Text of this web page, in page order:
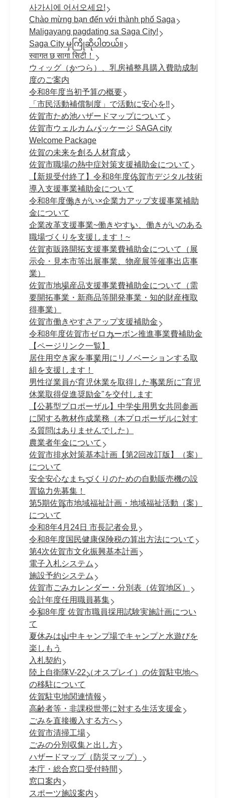
사가시에 어서오세요!
Chào mừng bạn đến với thành phố Saga
Maligayang pagdating sa Saga City!
Saga City မှကြိုဆိုပါတယ်။
स्वागत छ सागा सिटी！
ウィッグ（かつら）、乳房補整具購入費助成制
度のご案内
令和8年度当初予算の概要
「市民活動補償制度」で活動に安心を!!
佐賀市ため池ハザードマップについて
佐賀市ウェルカムパッケージ SAGA city
Welcome Package
佐賀の未来を創る人材育成
佐賀市職場の熱中症対策支援補助金について
【新規受付終了】令和8年度佐賀市デジタル技術
導入支援事業補助金について
令和8年度働きがい×企業力アップ支援事業補助
金について
企業改革支援事業~働きやすい、働きがいのある
職場づくりを支援します！~
佐賀市販路開拓支援事業費補助金について（展
示会・見本市等出展事業、物産展等催事出店事
業）
佐賀市地場産品支援事業費補助金について（需
要開拓事業・新商品等開発事業・知的財産権取
得事業）
佐賀市働きやすさアップ支援補助金
令和8年度佐賀市ゼロカーボン推進事業費補助金
【ページリンク一覧】
居住用空き家を事業用にリノベーションする取
組を支援します！
男性従業員が育児休業を取得した事業所に"育児
休業取得促進奨励金"を交付します
【公募型プロポーザル】中学生用男女共同参画
に関する教材作成業務（本プロポーザルに対す
る質問はありませんでした）
農業者年金について
佐賀市排水対策基本計画【第2回改訂版】（案）
について
安全安心なまちづくりのための自動販売機の設
置協力先募集！
第5期佐賀市地域福祉計画・地域福祉活動（案）
について
令和8年4月24日 市長記者会見
令和8年度国民健康保険税の算出方法について
第4次佐賀市文化振興基本計画
電子入札システム
施設予約システム
佐賀市ごみカレンダー・分別表（佐賀地区）
会計年度任用職員募集
令和8年度 佐賀市職員採⽤試験実施計画につい
て
夏休みは山中キャンプ場でキャンプと水遊びを
楽しもう
入札契約
陸上自衛隊V-22（オスプレイ）の佐賀駐屯地へ
の移駐について
佐賀駐屯地関連情報
高齢者等・非課税世帯に対する生活支援金
ごみを直接搬入する方へ
佐賀市清掃工場
ごみの分別収集と出し方
ハザードマップ（防災マップ）
本庁・総合窓口受付時間
窓口案内
スポーツ施設案内